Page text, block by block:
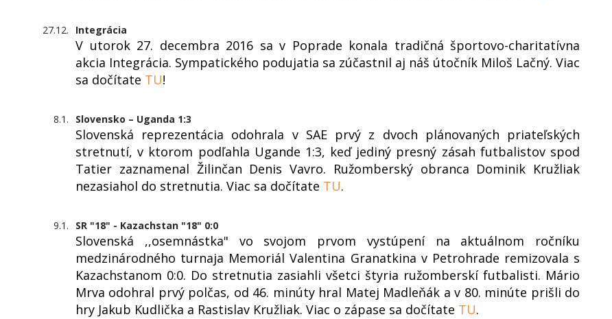
27.12. Integrácia
V utorok 27. decembra 2016 sa v Poprade konala tradičná športovo-charitatívna
akcia Integrácia. Sympatického podujatia sa zúčastnil aj náš útočník Miloš Lačný. Viac
sa dočítate TU!
8.1. Slovensko – Uganda 1:3
Slovenská reprezentácia odohrala v SAE prvý z dvoch plánovaných priateľských
stretnutí, v ktorom podľahla Ugande 1:3, keď jediný presný zásah futbalistov spod
Tatier zaznamenal Žilinčan Denis Vavro. Ružomberský obranca Dominik Kružliak
nezasiahol do stretnutia. Viac sa dočítate TU.
9.1. SR "18" - Kazachstan "18" 0:0
Slovenská ,,osemnástka" vo svojom prvom vystúpení na aktuálnom ročníku
medzinárodného turnaja Memoriál Valentina Granatkina v Petrohrade remizovala s
Kazachstanom 0:0. Do stretnutia zasiahli všetci štyria ružomberskí futbalisti. Mário
Mrva odohral prvý polčas, od 46. minúty hral Matej Madleňák a v 80. minúte prišli do
hry Jakub Kudlička a Rastislav Kružliak. Viac o zápase sa dočítate TU.